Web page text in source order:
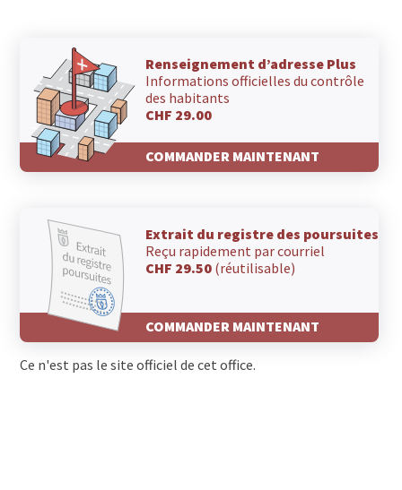
Renseignement d’adresse Plus
Informations officielles du contrôle
des habitants
CHF 29.00
COMMANDER MAINTENANT
Extrait du registre des poursuites
Reçu rapidement par courriel
CHF 29.50 (réutilisable)
COMMANDER MAINTENANT
Ce n'est pas le site officiel de cet office.